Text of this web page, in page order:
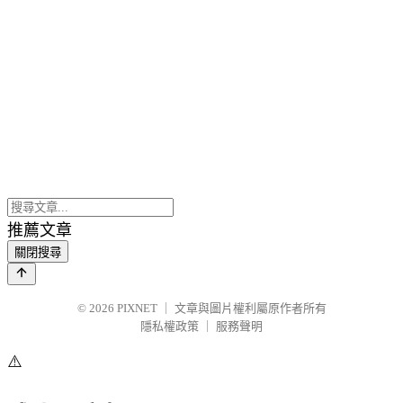
推薦文章
關閉搜尋
© 2026 PIXNET
文章與圖片權利屬原作者所有
隱私權政策
服務聲明
⚠️